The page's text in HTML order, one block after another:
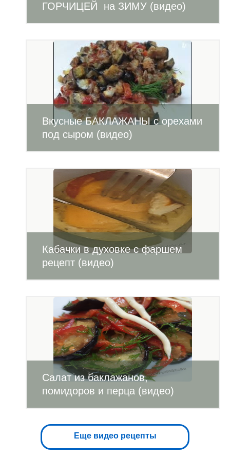
ГОРЧИЦЕЙ на ЗИМУ (видео)
Вкусные БАКЛАЖАНЫ с орехами
под сыром (видео)
Кабачки в духовке с фаршем
рецепт (видео)
Салат из баклажанов,
помидоров и перца (видео)
Еще видео рецепты